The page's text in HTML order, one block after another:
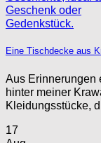
Eine Tischdecke aus
Aus Erinnerungen
hinter meiner
Kleidungsstücke,
17